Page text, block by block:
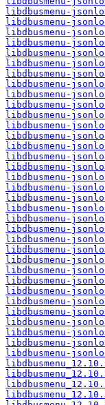
libdbusmenu-
libdbusmenu-
libdbusmenu-
libdbusmenu-
libdbusmenu-
libdbusmenu-
libdbusmenu-
libdbusmenu-
libdbusmenu-
libdbusmenu-
libdbusmenu-
libdbusmenu-
libdbusmenu-
libdbusmenu-
libdbusmenu-
libdbusmenu-
libdbusmenu-
libdbusmenu-
libdbusmenu-
libdbusmenu-
libdbusmenu-
libdbusmenu-
libdbusmenu-
libdbusmenu-
libdbusmenu-
libdbusmenu-
libdbusmenu-
libdbusmenu-
libdbusmenu-
libdbusmenu-
libdbusmenu-
libdbusmenu-
libdbusmenu-
libdbusmenu-